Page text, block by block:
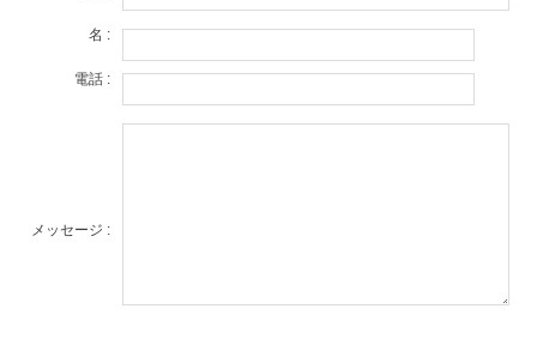
名 :
電話 :
メッセージ :